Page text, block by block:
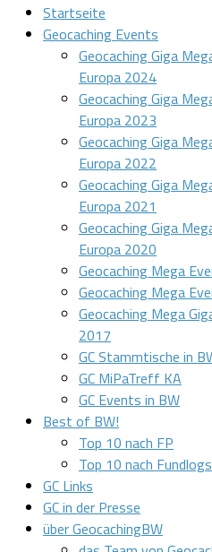
Startseite
Geocaching Events
Geocaching Giga
Europa 2024
Geocaching Giga
Europa 2023
Geocaching Giga
Europa 2022
Geocaching Giga
Europa 2021
Geocaching Giga
Europa 2020
Geocaching Mega
Geocaching Mega
Geocaching Mega
2017
GC Stammtische in
GC MiPaTreff KA
GC Events in BW
Best of BW!
Top 10 nach FP
Top 10 nach Fundlogs
GC Links
GC in der Presse
über GeocachingBW